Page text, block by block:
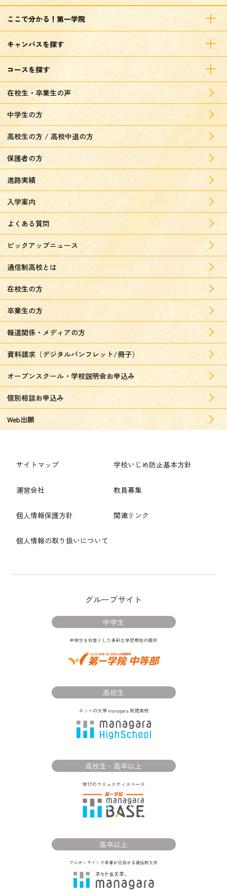
ここで分かる！第一学院
キャンパスを探す
コースを探す
在校生・卒業生の声
中学生の方
高校生の方 / 高校中退の方
保護者の方
進路実績
入学案内
よくある質問
ピックアップニュース
通信制高校とは
在校生の方
卒業生の方
報道関係・メディアの方
資料請求（デジタルパンフレット/冊子）
オープンスクール・学校説明会お申込み
個別相談お申込み
Web出願
サイトマップ
運営会社
個人情報保護方針
個人情報の取り扱いについて
学校いじめ防止基本方針
教員募集
関連リンク
グループサイト
中学生
高校生
高校生・高卒以上
高卒以上